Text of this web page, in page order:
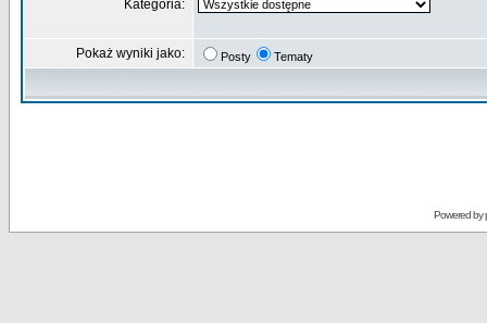
Kategoria:
Pokaż wyniki jako: Posty Tematy
Powered by